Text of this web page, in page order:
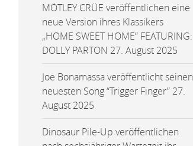
MÖTLEY CRÜE veröffentlichen eine
neue Version ihres Klassikers
„HOME SWEET HOME” FEATURING:
DOLLY PARTON 27. August 2025
Joe Bonamassa veröffentlicht seinen
neuesten Song “Trigger Finger” 27.
August 2025
Dinosaur Pile-Up veröffentlichen